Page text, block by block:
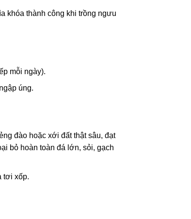
khóa thành công khi trồng ngưu
mỗi ngày).
úng.
đào hoặc xới đất thật sâu, đạt
bỏ hoàn toàn đá lớn, sỏi, gạch
tơi xốp.